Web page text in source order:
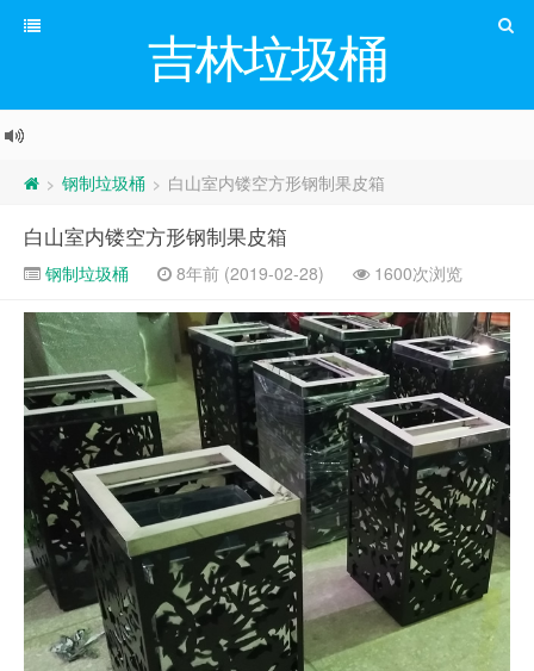
吉林垃圾桶
> 钢制垃圾桶 > 白山室内镂空方形钢制果皮箱
白山室内镂空方形钢制果皮箱
钢制垃圾桶 8年前 (2019-02-28) 1600次浏览